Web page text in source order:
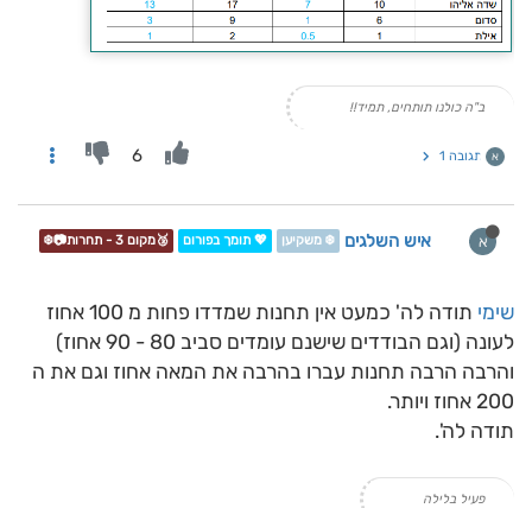
ב"ה כולנו תותחים, תמיד!!
א תגובה 1 6
א איש השלגים ❄️ משקיען 💖 תומך בפורום 🥉מקום 3 - תחרות📷❄️
שימי
תודה לה' כמעט אין תחנות שמדדו פחות מ 100 אחוז
לעונה (וגם הבודדים שישנם עומדים סביב 80 - 90 אחוז)
והרבה הרבה תחנות עברו בהרבה את המאה אחוז וגם את ה
200 אחוז ויותר.
תודה לה'.
פעיל בלילה